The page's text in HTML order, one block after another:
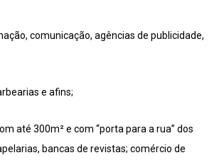
comunicação, agências de publicidade,
e afins;
até 300m² e com “porta para a rua” dos
bancas de revistas; comércio de